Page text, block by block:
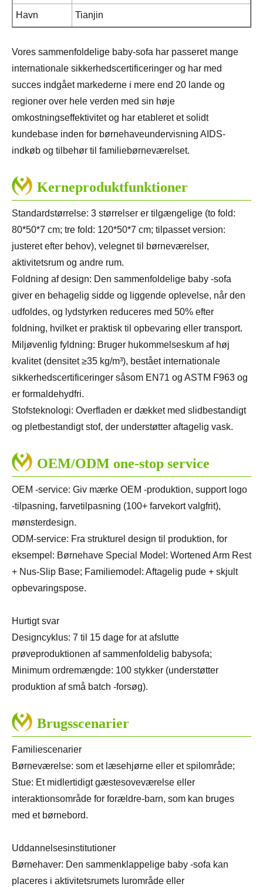
Havn Tianjin
Vores sammenfoldelige baby-sofa har passeret mange
internationale sikkerhedscertificeringer og har med
succes indgået markederne i mere end 20 lande og
regioner over hele verden med sin høje
omkostningseffektivitet og har etableret et solidt
kundebase inden for børnehaveundervisning AIDS-
indkøb og tilbehør til familiebørneværelset.
Kerneproduktfunktioner
Standardstørrelse: 3 størrelser er tilgængelige (to fold:
80*50*7 cm; tre fold: 120*50*7 cm; tilpasset version:
justeret efter behov), velegnet til børneværelser,
aktivitetsrum og andre rum.
Foldning af design: Den sammenfoldelige baby -sofa
giver en behagelig sidde og liggende oplevelse, når den
udfoldes, og lydstyrken reduceres med 50% efter
foldning, hvilket er praktisk til opbevaring eller transport.
Miljøvenlig fyldning: Bruger hukommelseskum af høj
kvalitet (densitet ≥35 kg/m³), bestået internationale
sikkerhedscertificeringer såsom EN71 og ASTM F963 og
er formaldehydfri.
Stofsteknologi: Overfladen er dækket med slidbestandigt
og pletbestandigt stof, der understøtter aftagelig vask.
OEM/ODM one-stop service
OEM -service: Giv mærke OEM -produktion, support logo
-tilpasning, farvetilpasning (100+ farvekort valgfrit),
mønsterdesign.
ODM-service: Fra strukturel design til produktion, for
eksempel: Børnehave Special Model: Wortened Arm Rest
+ Nus-Slip Base; Familiemodel: Aftagelig pude + skjult
opbevaringspose.
Hurtigt svar
Designcyklus: 7 til 15 dage for at afslutte
prøveproduktionen af ​​sammenfoldelig babysofa;
Minimum ordremængde: 100 stykker (understøtter
produktion af små batch -forsøg).
Brugsscenarier
Familiescenarier
Børneværelse: som et læsehjørne eller et spilområde;
Stue: Et midlertidigt gæstesoveværelse eller
interaktionsområde for forældre-barn, som kan bruges
med et børnebord.
Uddannelsesinstitutioner
Børnehaver: Den sammenklappelige baby -sofa kan
placeres i aktivitetsrumets lurområde eller